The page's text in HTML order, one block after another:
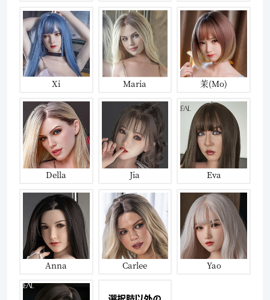
Xi Maria 茉(Mo)
Della Jia Eva
Anna Carlee Yao